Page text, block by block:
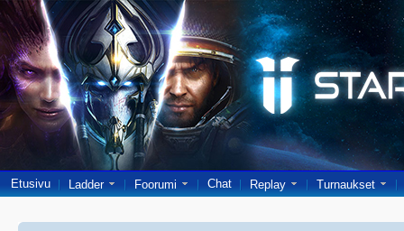
Etusivu Ladder Foorumi Chat Replay Turnaukset